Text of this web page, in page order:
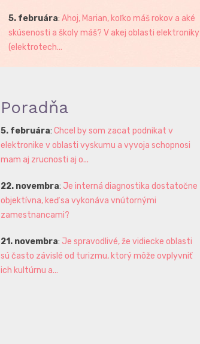
5. februára: Ahoj, Marian, koľko máš rokov a aké
skúsenosti a školy máš? V akej oblasti elektroniky
(elektrotech...
Poradňa
5. februára: Chcel by som zacat podnikat v
elektronike v oblasti vyskumu a vyvoja schopnosi
mam aj zrucnosti aj o...
22. novembra: Je interná diagnostika dostatočne
objektívna, keď sa vykonáva vnútornými
zamestnancami?
21. novembra: Je spravodlivé, že vidiecke oblasti
sú často závislé od turizmu, ktorý môže ovplyvniť
ich kultúrnu a...